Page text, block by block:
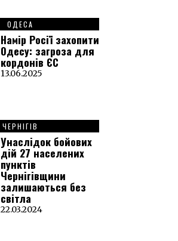
ОДЕСА
Намір Росії захопити
Одесу: загроза для
кордонів ЄС
13.06.2025
ЧЕРНІГІВ
Унаслідок бойових
дій 27 населених
пунктів
Чернігівщини
залишаються без
світла
22.03.2024